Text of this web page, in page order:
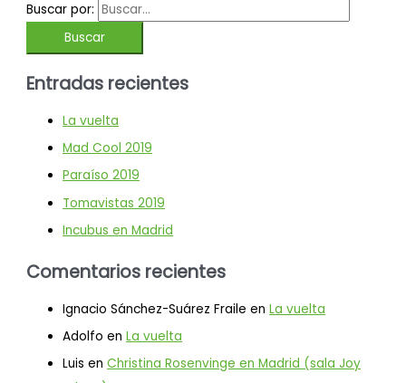
Buscar por:
Entradas recientes
La vuelta
Mad Cool 2019
Paraíso 2019
Tomavistas 2019
Incubus en Madrid
Comentarios recientes
Ignacio Sánchez-Suárez Fraile enLa vuelta
Adolfo enLa vuelta
Luis enChristina Rosenvinge en Madrid (sala Joy